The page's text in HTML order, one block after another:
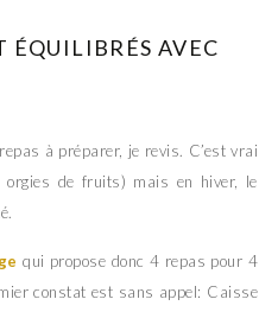
ÉQUILIBRÉS AVEC
à préparer, je revis. C’est vrai
orgies de fruits) mais en hiver, le
qui propose donc 4 repas pour 4
constat est sans appel: Caisse